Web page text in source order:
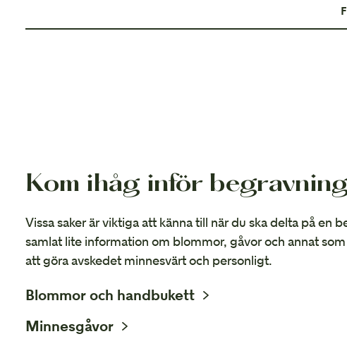
Kom ihåg inför
Vissa saker är viktiga att känna till när du ska delta på en
samlat lite information om blommor, gåvor och annat
att göra avskedet minnesvärt och personligt.
Blommor och handbukett
Minnesgåvor